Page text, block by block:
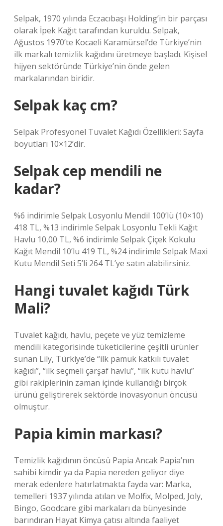
Selpak, 1970 yılında Eczacıbaşı Holding’in bir parçası
olarak İpek Kağıt tarafından kuruldu. Selpak,
Ağustos 1970’te Kocaeli Karamürsel’de Türkiye’nin
ilk markalı temizlik kağıdını üretmeye başladı. Kişisel
hijyen sektöründe Türkiye’nin önde gelen
markalarından biridir.
Selpak kaç cm?
Selpak Profesyonel Tuvalet Kağıdı Özellikleri: Sayfa
boyutları 10×12’dir.
Selpak cep mendili ne
kadar?
%6 indirimle Selpak Losyonlu Mendil 100’lü (10×10)
418 TL, %13 indirimle Selpak Losyonlu Tekli Kağıt
Havlu 10,00 TL, %6 indirimle Selpak Çiçek Kokulu
Kağıt Mendil 10’lu 419 TL, %24 indirimle Selpak Maxi
Kutu Mendil Seti 5’li 264 TL’ye satın alabilirsiniz.
Hangi tuvalet kağıdı Türk
Mali?
Tuvalet kağıdı, havlu, peçete ve yüz temizleme
mendili kategorisinde tüketicilerine çeşitli ürünler
sunan Lily, Türkiye’de “ilk pamuk katkılı tuvalet
kağıdı”, “ilk seçmeli çarşaf havlu”, “ilk kutu havlu”
gibi rakiplerinin zaman içinde kullandığı birçok
ürünü geliştirerek sektörde inovasyonun öncüsü
olmuştur.
Papia kimin markası?
Temizlik kağıdının öncüsü Papia Ancak Papia’nın
sahibi kimdir ya da Papia nereden geliyor diye
merak edenlere hatırlatmakta fayda var: Marka,
temelleri 1937 yılında atılan ve Molfix, Molped, Joly,
Bingo, Goodcare gibi markaları da bünyesinde
barındıran Hayat Kimya çatısı altında faaliyet